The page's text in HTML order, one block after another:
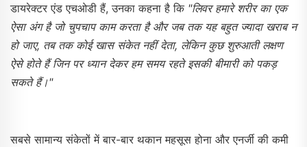
डायरेक्टर एंड एचओडी हैं, उनका कहना है कि "लिवर हमारे शरीर का एक
ऐसा अंग है जो चुपचाप काम करता है और जब तक यह बहुत ज्यादा खराब न
हो जाए, तब तक कोई खास संकेत नहीं देता, लेकिन कुछ शुरुआती लक्षण
ऐसे होते हैं जिन पर ध्यान देकर हम समय रहते इसकी बीमारी को पकड़
सकते हैं।"
सबसे सामान्य संकेतों में बार-बार थकान महसूस होना और एनर्जी की कमी